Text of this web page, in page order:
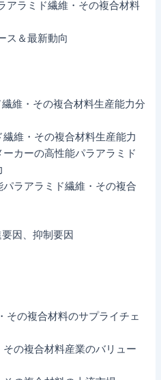
ラミド繊維・その複合材料
＆最新動向
維・その複合材料生産能力分
維・その複合材料生産能力
カーの高性能パラアラミド
パラアラミド繊維・その複合
因、抑制要因
その複合材料のサプライチェ
その複合材料産業のバリュー